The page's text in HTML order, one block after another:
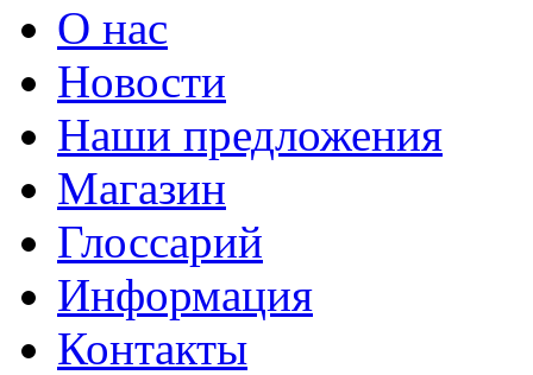
О нас
Новости
Наши предложения
Магазин
Глоссарий
Информация
Контакты